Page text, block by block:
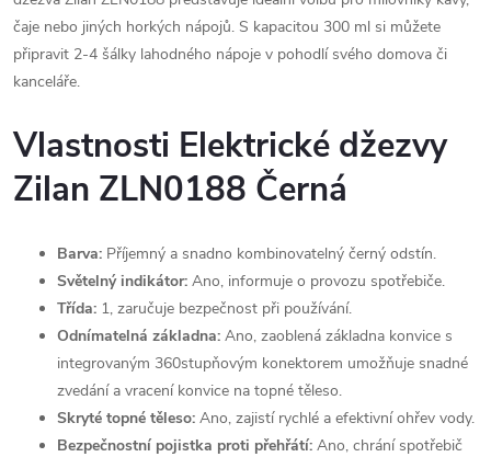
čaje nebo jiných horkých nápojů. S kapacitou 300 ml si můžete
připravit 2-4 šálky lahodného nápoje v pohodlí svého domova či
kanceláře.
Vlastnosti Elektrické džezvy
Zilan ZLN0188 Černá
Barva: Příjemný a snadno kombinovatelný černý odstín.
Světelný indikátor: Ano, informuje o provozu spotřebiče.
Třída: 1, zaručuje bezpečnost při používání.
Odnímatelná základna: Ano, zaoblená základna konvice s
integrovaným 360stupňovým konektorem umožňuje snadné
zvedání a vracení konvice na topné těleso.
Skryté topné těleso: Ano, zajistí rychlé a efektivní ohřev vody.
Bezpečnostní pojistka proti přehřátí: Ano, chrání spotřebič